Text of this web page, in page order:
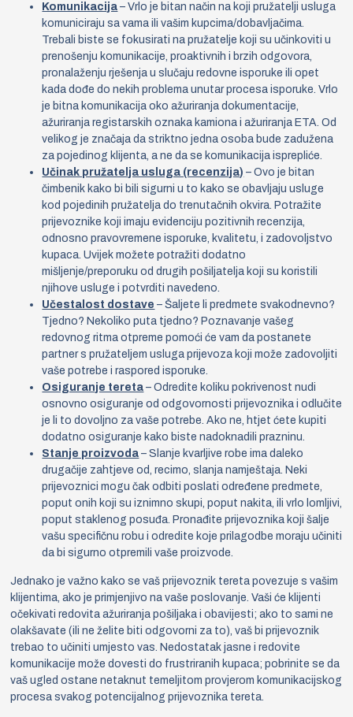
Komunikacija – Vrlo je bitan način na koji pružatelji usluga
komuniciraju sa vama ili vašim kupcima/dobavljačima.
Trebali biste se fokusirati na pružatelje koji su učinkoviti u
prenošenju komunikacije, proaktivnih i brzih odgovora,
pronalaženju rješenja u slučaju redovne isporuke ili opet
kada dođe do nekih problema unutar procesa isporuke. Vrlo
je bitna komunikacija oko ažuriranja dokumentacije,
ažuriranja registarskih oznaka kamiona i ažuriranja ETA. Od
velikog je značaja da striktno jedna osoba bude zadužena
za pojedinog klijenta, a ne da se komunikacija isprepliće.
Učinak pružatelja usluga (recenzija) – Ovo je bitan
čimbenik kako bi bili sigurni u to kako se obavljaju usluge
kod pojedinih pružatelja do trenutačnih okvira. Potražite
prijevoznike koji imaju evidenciju pozitivnih recenzija,
odnosno pravovremene isporuke, kvalitetu, i zadovoljstvo
kupaca. Uvijek možete potražiti dodatno
mišljenje/preporuku od drugih pošiljatelja koji su koristili
njihove usluge i potvrditi navedeno.
Učestalost dostave – Šaljete li predmete svakodnevno?
Tjedno? Nekoliko puta tjedno? Poznavanje vašeg
redovnog ritma otpreme pomoći će vam da postanete
partner s pružateljem usluga prijevoza koji može zadovoljiti
vaše potrebe i raspored isporuke.
Osiguranje tereta – Odredite koliku pokrivenost nudi
osnovno osiguranje od odgovornosti prijevoznika i odlučite
je li to dovoljno za vaše potrebe. Ako ne, htjet ćete kupiti
dodatno osiguranje kako biste nadoknadili prazninu.
Stanje proizvoda – Slanje kvarljive robe ima daleko
drugačije zahtjeve od, recimo, slanja namještaja. Neki
prijevoznici mogu čak odbiti poslati određene predmete,
poput onih koji su iznimno skupi, poput nakita, ili vrlo lomljivi,
poput staklenog posuđa. Pronađite prijevoznika koji šalje
vašu specifičnu robu i odredite koje prilagodbe moraju učiniti
da bi sigurno otpremili vaše proizvode.
Jednako je važno kako se vaš prijevoznik tereta povezuje s vašim
klijentima, ako je primjenjivo na vaše poslovanje. Vaši će klijenti
očekivati ​​redovita ažuriranja pošiljaka i obavijesti; ako to sami ne
olakšavate (ili ne želite biti odgovorni za to), vaš bi prijevoznik
trebao to učiniti umjesto vas. Nedostatak jasne i redovite
komunikacije može dovesti do frustriranih kupaca; pobrinite se da
vaš ugled ostane netaknut temeljitom provjerom komunikacijskog
procesa svakog potencijalnog prijevoznika tereta.